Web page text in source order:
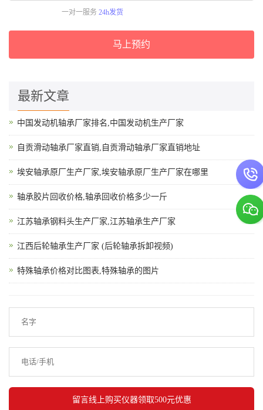
一对一服务 24h发货
马上预约
最新文章
中国发动机轴承厂家排名,中国发动机生产厂家
自贡滑动轴承厂家直销,自贡滑动轴承厂家直销地址
埃安轴承原厂生产厂家,埃安轴承原厂生产厂家在哪里
轴承胶片回收价格,轴承回收价格多少一斤
江苏轴承钢料头生产厂家,江苏轴承生产厂家
江西后轮轴承生产厂家 (后轮轴承拆卸视频)
特殊轴承价格对比图表,特殊轴承的图片